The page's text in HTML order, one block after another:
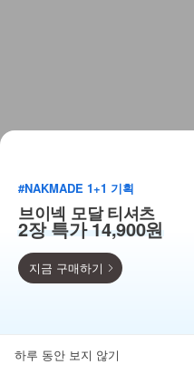
득템찬스
#NAKMADE 1+1 기획
브이넥 모달 티셔츠
2장 특가 14,900원
지금 구매하기
하루 동안 보지 않기
뒤로가기 카테고리